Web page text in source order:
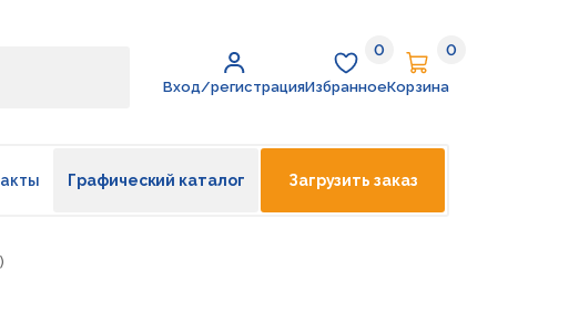
Вход/регистрация
Избранное
0
Избранное
Корзина
0
Корзина
Графический каталог Загрузить заказ